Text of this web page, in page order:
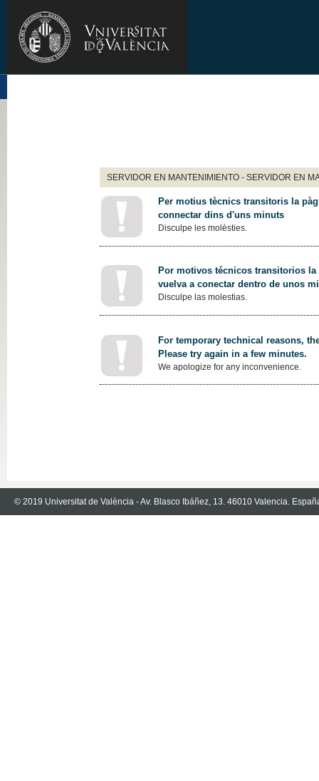
SERVIDOR EN MANTENIMIENTO - SERVIDOR EN
Per motius tècnics transitoris la
connectar dins d'uns minuts
Disculpe les molèsties.
Por motivos técnicos transitorios
vuelva a conectar dentro de unos
Disculpe las molestias.
For temporary technical reasons,
Please try again in a few minutes.
We apologize for any inconvenience.
© 2019 Universitat de València - Av. Blasco Ibáñez, 13. 46010 Valencia.